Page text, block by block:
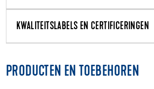
KWALITEITSLABELS EN CERTIFICERINGEN
PRODUCTEN EN TOEBEHOREN